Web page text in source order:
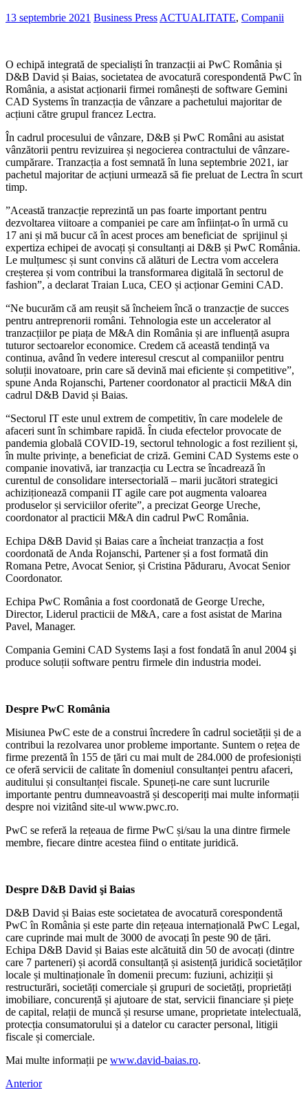
13 septembrie 2021 Business Press ACTUALITATE, Companii
O echipă integrată de specialiști în tranzacții ai PwC România și
D&B David și Baias, societatea de avocatură corespondentă PwC în
România, a asistat acționarii firmei românești de software Gemini
CAD Systems în tranzacția de vânzare a pachetului majoritar de
acțiuni către grupul francez Lectra.
În cadrul procesului de vânzare, D&B și PwC Români au asistat
vânzătorii pentru revizuirea și negocierea contractului de vânzare-
cumpărare. Tranzacția a fost semnată în luna septembrie 2021, iar
pachetul majoritar de acțiuni urmează să fie preluat de Lectra în scurt
timp.
”Această tranzacție reprezintă un pas foarte important pentru
dezvoltarea viitoare a companiei pe care am înființat-o în urmă cu
17 ani și mă bucur că în acest proces am beneficiat de sprijinul și
expertiza echipei de avocați și consultanți ai D&B și PwC România.
Le mulțumesc și sunt convins că alături de Lectra vom accelera
creșterea și vom contribui la transformarea digitală în sectorul de
fashion”, a declarat Traian Luca, CEO și acționar Gemini CAD.
“Ne bucurăm că am reușit să încheiem încă o tranzacție de succes
pentru antreprenorii români. Tehnologia este un accelerator al
tranzacțiilor pe piața de M&A din România și are influență asupra
tuturor sectoarelor economice. Credem că această tendință va
continua, având în vedere interesul crescut al companiilor pentru
soluții inovatoare, prin care să devină mai eficiente și competitive”,
spune Anda Rojanschi, Partener coordonator al practicii M&A din
cadrul D&B David și Baias.
“Sectorul IT este unul extrem de competitiv, în care modelele de
afaceri sunt în schimbare rapidă. În ciuda efectelor provocate de
pandemia globală COVID-19, sectorul tehnologic a fost rezilient și,
în multe privințe, a beneficiat de criză. Gemini CAD Systems este o
companie inovativă, iar tranzacția cu Lectra se încadrează în
curentul de consolidare intersectorială – marii jucători strategici
achiziționează companii IT agile care pot augmenta valoarea
produselor și serviciilor oferite”, a precizat George Ureche,
coordonator al practicii M&A din cadrul PwC România.
Echipa D&B David și Baias care a încheiat tranzacția a fost
coordonată de Anda Rojanschi, Partener și a fost formată din
Romana Petre, Avocat Senior, și Cristina Păduraru, Avocat Senior
Coordonator.
Echipa PwC România a fost coordonată de George Ureche,
Director, Liderul practicii de M&A, care a fost asistat de Marina
Pavel, Manager.
Compania Gemini CAD Systems Iași a fost fondată în anul 2004 şi
produce soluții software pentru firmele din industria modei.
Despre PwC România
Misiunea PwC este de a construi încredere în cadrul societății și de a
contribui la rezolvarea unor probleme importante. Suntem o rețea de
firme prezentă în 155 de țări cu mai mult de 284.000 de profesioniști
ce oferă servicii de calitate în domeniul consultanței pentru afaceri,
auditului și consultanței fiscale. Spuneți-ne care sunt lucrurile
importante pentru dumneavoastră și descoperiți mai multe informații
despre noi vizitând site-ul www.pwc.ro.
PwC se referă la rețeaua de firme PwC și/sau la una dintre firmele
membre, fiecare dintre acestea fiind o entitate juridică.
Despre D&B David şi Baias
D&B David și Baias este societatea de avocatură corespondentă
PwC în România și este parte din rețeaua internațională PwC Legal,
care cuprinde mai mult de 3000 de avocați în peste 90 de țări.
Echipa D&B David și Baias este alcătuită din 50 de avocați (dintre
care 7 parteneri) și acordă consultanță și asistență juridică societăților
locale și multinaționale în domenii precum: fuziuni, achiziții și
restructurări, societăți comerciale și grupuri de societăți, proprietăți
imobiliare, concurență și ajutoare de stat, servicii financiare și piețe
de capital, relații de muncă și resurse umane, proprietate intelectuală,
protecția consumatorului și a datelor cu caracter personal, litigii
fiscale și comerciale.
Mai multe informații pe www.david-baias.ro.
Anterior